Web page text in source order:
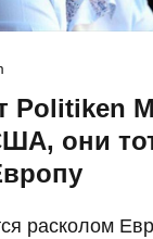
Politiken
они
расколом